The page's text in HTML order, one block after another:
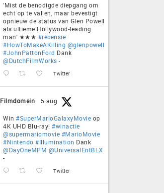
'Mist de benodigde diepgang om
echt op te vallen, maar bevestigt
opnieuw de status van Glen Powell
als ultieme Hollywood-leading
man' ★★★ #recensie
#HowToMakeAKilling @glenpowell
#JohnPattonFord Dank
@DutchFilmWorks -
Twitter
Filmdomein 5 aug
Win #SuperMarioGalaxyMovie op
4K UHD Blu-ray! #winactie
@supermariomovie #MarioMovie
#Nintendo #Illumination Dank
@DayOneMPM @UniversalEntBLX
-
Twitter